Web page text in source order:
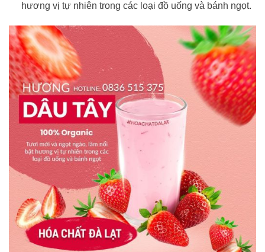
hương vị tự nhiên trong các loại đồ uống và bánh ngọt.